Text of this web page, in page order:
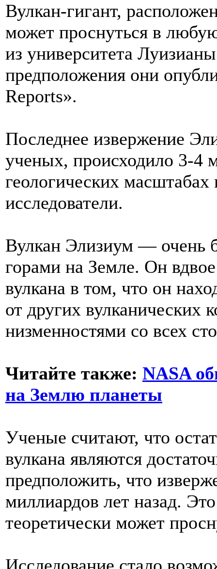
Вулкан-гигант,
может проснуться в
из университета
предположения они
Reports».
Последнее извержение
ученых, происходило 3-4
геологических
исследователи.
Вулкан Элизиум — очень
горами на Земле. Он
вулкана в том, что он
от других вулканических
низменностями со всех
Читайте также: NASA
на Землю планеты
Ученые считают, что
вулкана являются
предположить, что
миллиардов лет назад.
теоретически может